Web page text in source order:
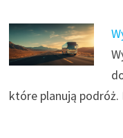
które planują